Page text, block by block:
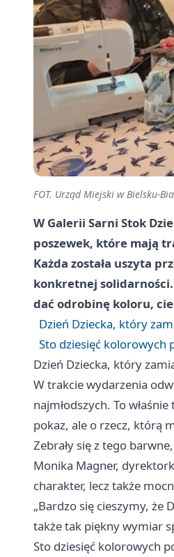
FOT. Urząd Miejski w Bielsku-
W Galerii Sarni Stok
poszewek, które mają
Każda została uszyta
konkretnej
dać odrobinę koloru,
Dzień Dziecka, który
Sto dziesięć kolorowych
Dzień Dziecka, który
W trakcie wydarzenia
najmłodszych. To
pokaz, ale o rzecz, którą
Zebrały się z tego
Monika Magner,
charakter, lecz także
„Bardzo się cieszymy, że
także tak piękny wymiar
Sto dziesięć kolorowych